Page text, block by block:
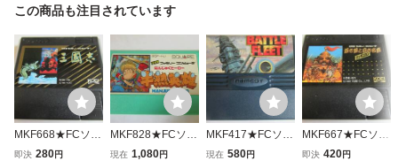
この商品も注目されています
MKF668★FCソフ
トのみ 三國志 セ
即決 280円
MKF828★FCソフ
トのみ 半熟英雄
現在 1,080円
MKF417★FCソフ
トのみ BATTLE FL
現在 580円
MKF667★FCソフ
トのみ 蒼き狼と白
即決 420円